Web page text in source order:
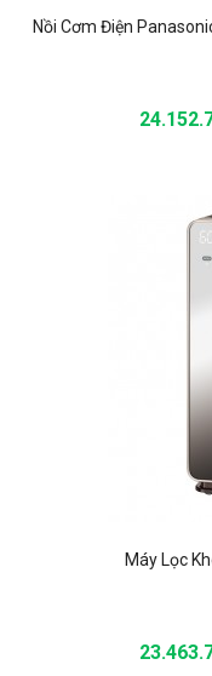
Nồi Cơm Điện
Máy Lọc